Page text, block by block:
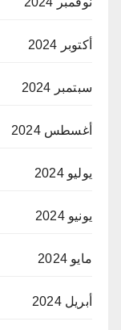
أكتوبر 2024
سبتمبر 2024
أغسطس 2024
يوليو 2024
يونيو 2024
مايو 2024
أبريل 2024